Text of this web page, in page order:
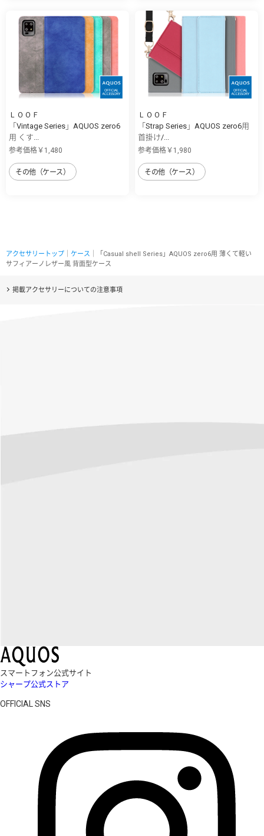
ＬＯＯＦ
「Vintage Series」AQUOS zero6
用 くす...
参考価格￥1,480
その他（ケース）
ＬＯＯＦ
「Strap Series」AQUOS zero6用
首掛け/...
参考価格￥1,980
その他（ケース）
アクセサリートップ ケース ｜「Casual shell Series」AQUOS zero6用 薄くて軽い
サフィアーノレザー風 背面型ケース
掲載アクセサリーについての注意事項
スマートフォン公式サイト
シャープ公式ストア
OFFICIAL SNS